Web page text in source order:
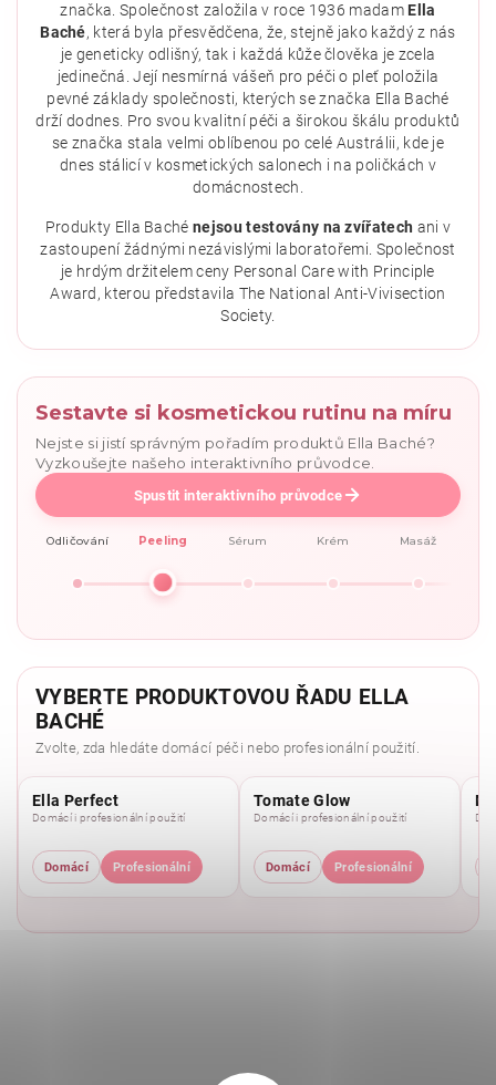
Vložením hodnocení souhlasíte sezásadami ochrany
osobních údajů .
značka. Společnost založila v roce 1936 madam Ella
Baché, která byla přesvědčena, že, stejně jako každý z nás
je geneticky odlišný, tak i každá kůže člověka je zcela
jedinečná. Její nesmírná vášeň pro péči o pleť položila
pevné základy společnosti, kterých se značka Ella Baché
drží dodnes. Pro svou kvalitní péči a širokou škálu produktů
se značka stala velmi oblíbenou po celé Austrálii, kde je
dnes stálicí v kosmetických salonech i na poličkách v
domácnostech.
Produkty Ella Bachénejsou testovány na zvířatech ani v
zastoupení žádnými nezávislými laboratořemi. Společnost
je hrdým držitelem ceny Personal Care with Principle
Award, kterou představila The National Anti-Vivisection
Society.
Sestavte si kosmetickou rutinu na míru
Nejste si jistí správným pořadím produktů Ella Baché?
Vyzkoušejte našeho interaktivního průvodce.
Spustit interaktivního průvodce
Odličování Peeling Sérum Krém Masáž
VYBERTE PRODUKTOVOU ŘADU ELLA
BACHÉ
Zvolte, zda hledáte domácí péči nebo profesionální použití.
Ella Perfect
Domácí i profesionální použití
Domácí Profesionální
Tomate Glow
Domácí i profesionální použití
Domácí Profesionální